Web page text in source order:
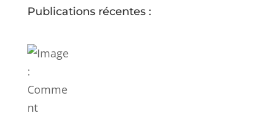
Publications récentes :